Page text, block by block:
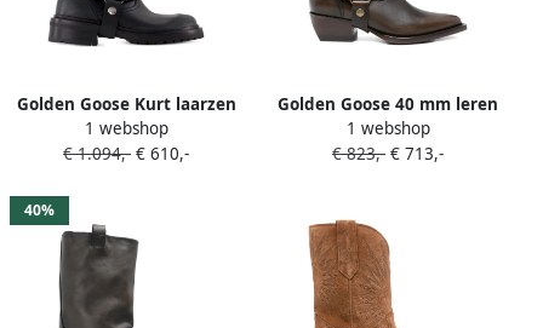
Golden Goose Kurt laarzen
van kalfsleer met gespband
Zwart
1 webshop
€ 1.094,- € 610,-
Golden Goose 40 mm leren
enkellaarzen met bandje
Bruin
1 webshop
€ 823,- € 713,-
40%